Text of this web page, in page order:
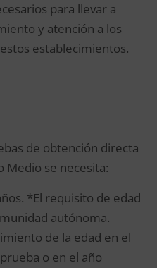
para llevar a
y atención a los
establecimientos.
de obtención directa
Medio se necesita:
*El requisito de edad
autónoma.
de la edad en el
o en el año